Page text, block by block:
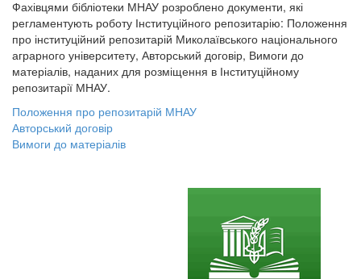
Фахівцями бібліотеки МНАУ розроблено документи, які
регламентують роботу Інституційного репозитарію: Положення
про інституційний репозитарій Миколаївського національного
аграрного університету, Авторський договір, Вимоги до
матеріалів, наданих для розміщення в Інституційному
репозитарії МНАУ.
Положення про репозитарій МНАУ
Авторський договір
Вимоги до матеріалів